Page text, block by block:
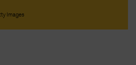
Images